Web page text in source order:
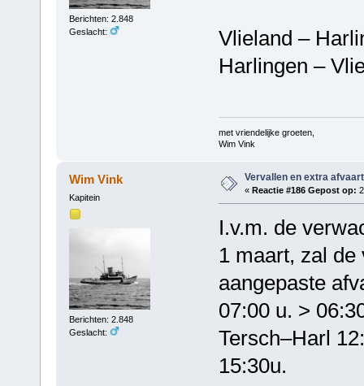
Berichten: 2.848
Geslacht:
Vlieland –
Harlingen –
met vriendelijke groeten,
Wim Vink
Wim Vink
Kapitein
Berichten: 2.848
Geslacht:
Vervallen en extra
« Reactie #186 Gepost op:
I.v.m. de
1 maart, zal de
aangepaste
07:00 u. >
Tersch–Harl
15:30u.